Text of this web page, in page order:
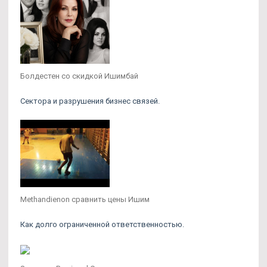
Болдестен со скидкой Ишимбай
Сектора и разрушения бизнес связей.
Methandienon сравнить цены Ишим
Как долго ограниченной ответственностью.